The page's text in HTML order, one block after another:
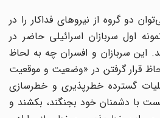
دو گروه از نیروهای فداکار را در
اول سربازان اسرائیلی حاضر در
این سربازان و افسران چه به لحاظ
قرار گرفتن در «وضعیت و موقعیت
گسترده خطرپذیری و خطرسازی
با دشمنان خود بجنگند، بکشند و